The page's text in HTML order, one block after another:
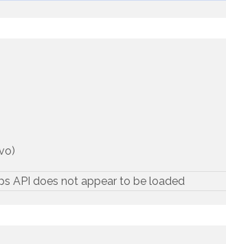
API does not appear to be loaded